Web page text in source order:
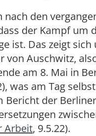
nach den
der Kampf um
ist. Das zeigt
von Auschwitz,
am 8. Mai in
was am Tag
Bericht der
Arbeit, 9.5.22).